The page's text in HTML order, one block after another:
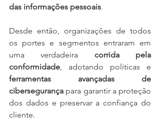
das informações pessoais.
Desde então, organizações de todos
os portes e segmentos entraram em
uma verdadeira corrida pela
conformidade
ferramentas avançadas de
cibersegurança para garantir a proteção
dos dados e preservar a confiança do
cliente.